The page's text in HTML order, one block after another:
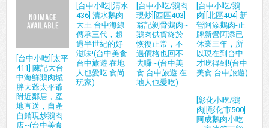
[台中小吃][太平
411] 陳記大台
中海鮮鵝肉城-
胖大爺太平爺
附近鄰居，產
地直送，自產
自銷現炒鵝肉
店~(台中美食
[台中小吃][清水
436] 清水鵝肉
大王 台中海線
傳承三代，超
過半世紀的好
滋味!(台中美食
台中旅遊 在地
人也愛吃 食尚
玩家)
[台中小吃/鵝肉
現炒][西區403]
翁記剝骨鵝肉~
鵝肉供貨終於
恢復正常，不
過價格也回不
去囉~(台中美
食 台中旅遊 在
地人也愛吃)
[台中小吃/鵝
肉][北區404] 新
營阿添鵝肉-正
牌新營阿添已
休業三年，所
以現在到台中
才吃得到!(台中
美食 台中旅遊)
[彰化小吃/鵝
肉][彰化市500]
阿成鵝肉小吃-